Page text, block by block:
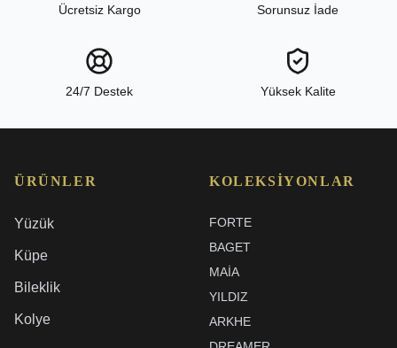
Ücretsiz Kargo Sorunsuz İade
24/7 Destek Yüksek Kalite
ÜRÜNLER
Yüzük
Küpe
Bileklik
Kolye
KOLEKSIYONLAR
FORTE
BAGET
MAIA
YILDIZ
ARKHE